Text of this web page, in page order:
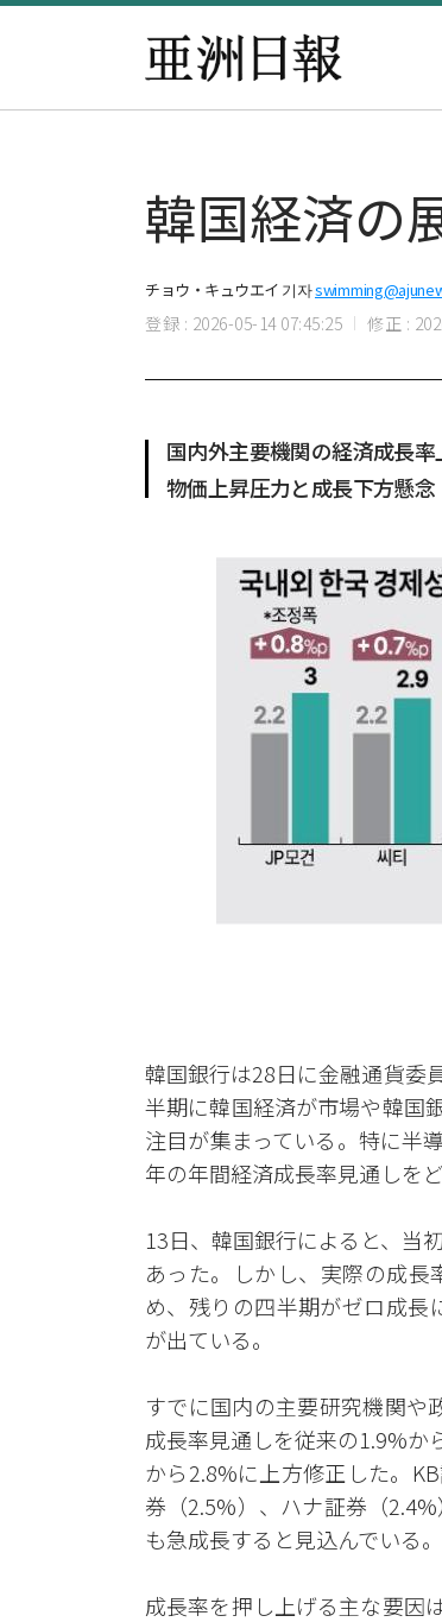
韓国経済の
チョウ・キュウエイ 기자
登録 : 2026-05-14 07:45:25 修正 :
国内外主要機関の経済成長率
物価上昇圧力と成長下方懸念
韓国銀行は28日に金融通貨委
半期に韓国経済が市場や韓国
注目が集まっている。特に半
年の年間経済成長率見通しを
13日、韓国銀行によると、当
あった。しかし、実際の成
め、残りの四半期がゼロ成長
が出ている。
すでに国内の主要研究機関や
成長率見通しを従来の1.9%か
から2.8%に上方修正した。
券（2.5%）、ハナ証券（
も急成長すると見込んでいる。
成長率を押し上げる主な要因